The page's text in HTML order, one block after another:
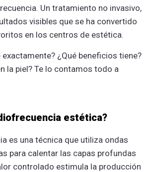
Un tratamiento no invasivo,
visibles que se ha convertido
en los centros de estética.
¿Qué beneficios tiene?
la piel? Te lo contamos todo a
estética?
es una técnica que utiliza ondas
para calentar las capas profundas
controlado estimula la producción